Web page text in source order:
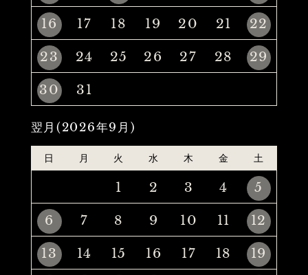
16
17 18 19 20 21
22
23
24 25 26 27 28
29
30
31
翌月(2026年9月)
日 月 火 水 木 金 土
1 2 3 4
5
6
7 8 9 10 11
12
13
14 15 16 17 18
19